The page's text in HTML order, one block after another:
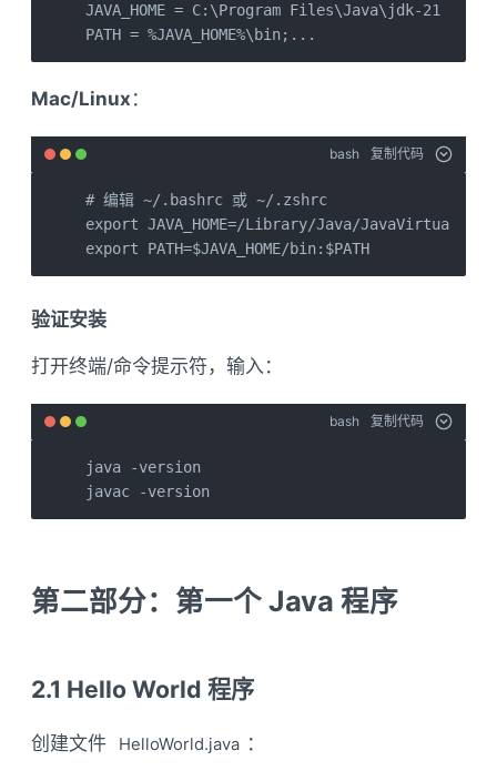
JAVA_HOME = C:\Program Files\Java\jdk-21
PATH = %JAVA_HOME%\bin;...
Mac/Linux ：
bash 复制代码
# 编辑 ~/.bashrc 或 ~/.zshrc
export JAVA_HOME=/Library/Java/
export PATH=$JAVA_HOME/bin:$PATH
验证安装
打开终端/命令提示符，输入：
bash 复制代码
java -version
javac -version
第二部分：第一个 Java 程序
2.1 Hello World 程序
创建文件 HelloWorld.java ：